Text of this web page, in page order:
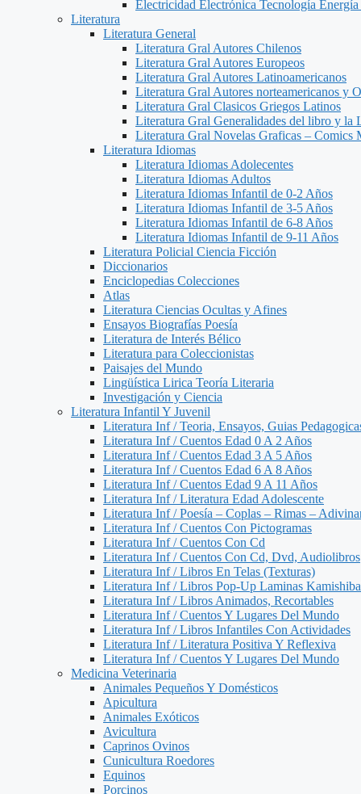
Electricidad Electrónica Tecnología Energía
Literatura
Literatura General
Literatura Gral Autores Chilenos
Literatura Gral Autores Europeos
Literatura Gral Autores Latinoamericanos
Literatura Gral Autores norteamericanos y
Literatura Gral Clasicos Griegos Latinos
Literatura Gral Generalidades del libro y la
Literatura Gral Novelas Graficas – Comics
Literatura Idiomas
Literatura Idiomas Adolecentes
Literatura Idiomas Adultos
Literatura Idiomas Infantil de 0-2 Años
Literatura Idiomas Infantil de 3-5 Años
Literatura Idiomas Infantil de 6-8 Años
Literatura Idiomas Infantil de 9-11 Años
Literatura Policial Ciencia Ficción
Diccionarios
Enciclopedias Colecciones
Atlas
Literatura Ciencias Ocultas y Afines
Ensayos Biografías Poesía
Literatura de Interés Bélico
Literatura para Coleccionistas
Paisajes del Mundo
Lingüística Lirica Teoría Literaria
Investigación y Ciencia
Literatura Infantil Y Juvenil
Literatura Inf / Teoria, Ensayos, Guias
Literatura Inf / Cuentos Edad 0 A 2 Años
Literatura Inf / Cuentos Edad 3 A 5 Años
Literatura Inf / Cuentos Edad 6 A 8 Años
Literatura Inf / Cuentos Edad 9 A 11 Años
Literatura Inf / Literatura Edad Adolescente
Literatura Inf / Poesía – Coplas – Rimas –
Literatura Inf / Cuentos Con Pictogramas
Literatura Inf / Cuentos Con Cd
Literatura Inf / Cuentos Con Cd, Dvd, Audiolibros
Literatura Inf / Libros En Telas (Texturas)
Literatura Inf / Libros Pop-Up Laminas
Literatura Inf / Libros Animados, Recortables
Literatura Inf / Cuentos Y Lugares Del Mundo
Literatura Inf / Libros Infantiles Con Actividades
Literatura Inf / Literatura Positiva Y Reflexiva
Literatura Inf / Cuentos Y Lugares Del Mundo
Medicina Veterinaria
Animales Pequeños Y Domésticos
Apicultura
Animales Exóticos
Avicultura
Caprinos Ovinos
Cunicultura Roedores
Equinos
Porcinos